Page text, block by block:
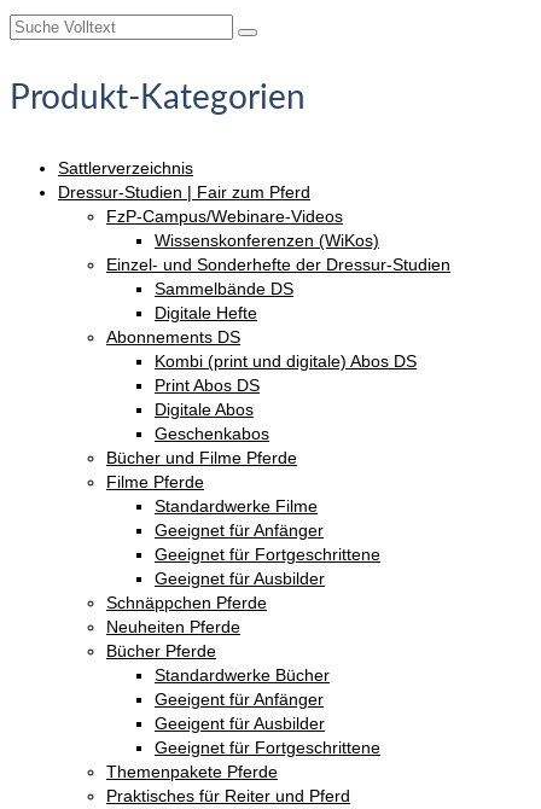
Suche
Produkt-Kategorien
Sattlerverzeichnis
Dressur-Studien | Fair zum Pferd
FzP-Campus/Webinare-Videos
Wissenskonferenzen (WiKos)
Einzel- und Sonderhefte der Dressur-Studien
Sammelbände DS
Digitale Hefte
Abonnements DS
Kombi (print und digitale) Abos DS
Print Abos DS
Digitale Abos
Geschenkabos
Bücher und Filme Pferde
Filme Pferde
Standardwerke Filme
Geeignet für Anfänger
Geeignet für Fortgeschrittene
Geeignet für Ausbilder
Schnäppchen Pferde
Neuheiten Pferde
Bücher Pferde
Standardwerke Bücher
Geeigent für Anfänger
Geeigent für Ausbilder
Geeignet für Fortgeschrittene
Themenpakete Pferde
Praktisches für Reiter und Pferd